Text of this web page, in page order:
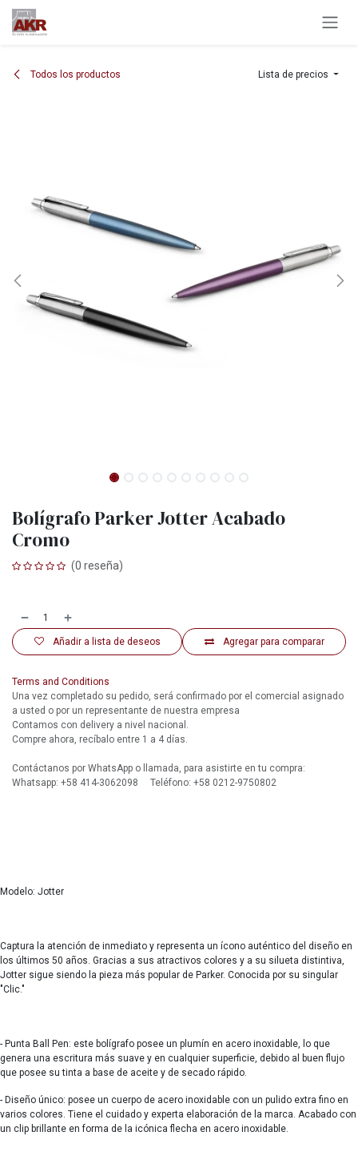
Ir al contenido
Todos los productos Lista de precios
Bolígrafo Parker Jotter Acabado
Cromo
(0 reseña)
Agregar para comparar
Añadir a lista de deseos
Terms and Conditions
Una vez completado su pedido, será confirmado por el comercial asignado
a usted o por un representante de nuestra empresa
Contamos con delivery a nivel nacional.
Compre ahora, recíbalo entre 1 a 4 días.
Contáctanos por WhatsApp o llamada, para asistirte en tu compra:
Whatsapp: +58 414-3062098 Teléfono: +58 0212-9750802
Modelo: Jotter
Captura la atención de inmediato y representa un ícono auténtico del diseño en
los últimos 50 años. Gracias a sus atractivos colores y a su silueta distintiva,
Jotter sigue siendo la pieza más popular de Parker. Conocida por su singular
"Clic."
- Punta Ball Pen: este bolígrafo posee un plumín en acero inoxidable, lo que
genera una escritura más suave y en cualquier superficie, debido al buen flujo
que posee su tinta a base de aceite y de secado rápido.
- Diseño único: posee un cuerpo de acero inoxidable con un pulido extra fino en
varios colores. Tiene el cuidado y experta elaboración de la marca. Acabado con
un clip brillante en forma de la icónica flecha en acero inoxidable.